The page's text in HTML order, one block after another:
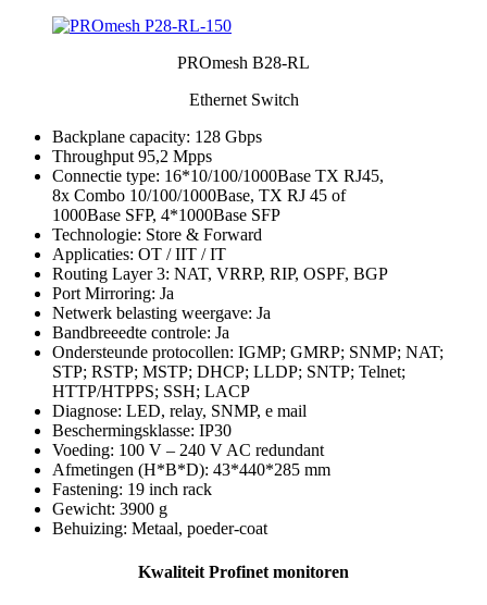
PROmesh B28-RL
Ethernet Switch
Backplane capacity: 128 Gbps
Throughput 95,2 Mpps
Connectie type: 16*10/100/1000Base TX RJ45,
8x Combo 10/100/1000Base, TX RJ 45 of
1000Base SFP, 4*1000Base SFP
Technologie: Store & Forward
Applicaties: OT / IIT / IT
Routing Layer 3: NAT, VRRP, RIP, OSPF, BGP
Port Mirroring: Ja
Netwerk belasting weergave: Ja
Bandbreeedte controle: Ja
Ondersteunde protocollen: IGMP; GMRP; SNMP; NAT;
STP; RSTP; MSTP; DHCP; LLDP; SNTP; Telnet;
HTTP/HTPPS; SSH; LACP
Diagnose: LED, relay, SNMP, e mail
Beschermingsklasse: IP30
Voeding: 100 V – 240 V AC redundant
Afmetingen (H*B*D): 43*440*285 mm
Fastening: 19 inch rack
Gewicht: 3900 g
Behuizing: Metaal, poeder-coat
Kwaliteit Profinet monitoren